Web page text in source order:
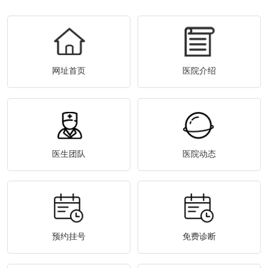
网址首页 医院介绍
医生团队 医院动态
预约挂号 免费诊断